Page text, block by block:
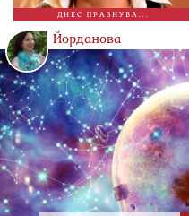
ДНЕС ПРАЗНУВА...
Йорданова